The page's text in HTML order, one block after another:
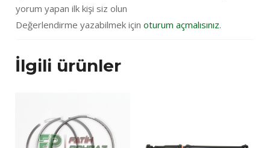
yorum yapan ilk kişi siz olun
Değerlendirme yazabilmek için oturum açmalısınız.
İlgili ürünler